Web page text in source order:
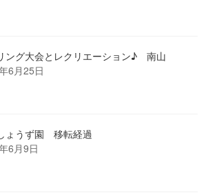
ング大会とレクリエーション♪ 南山
6月25日
ょうず園 移転経過
6月9日